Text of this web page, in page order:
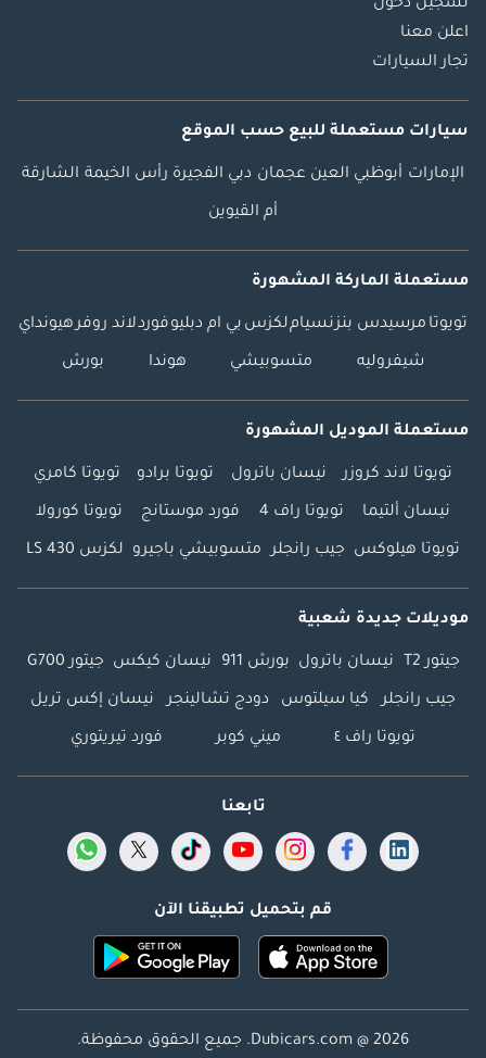
تسجيل دخول
اعلن معنا
تجار السيارات
سيارات مستعملة للبيع حسب الموقع
الإمارات أبوظبي العين عجمان دبي الفجيرة رأس الخيمة الشارقة
أم القيوين
مستعملة الماركة المشهورة
تويوتا مرسيدس بنزنسياملكزس بي ام دبليوفوردلاند روفرهيونداي
شيفروليه متسوبيشي هوندا بورش
مستعملة الموديل المشهورة
تويوتا لاند كروزر نيسان باترول تويوتا برادو تويوتا كامري
نيسان ألتيما تويوتا راف 4 فورد موستانج تويوتا كورولا
تويوتا هيلوكس جيب رانجلر متسوبيشي باجيرو لكزس LS 430
موديلات جديدة شعبية
جيتور T2 نيسان باترول بورش 911 نيسان كيكس جيتور G700
جيب رانجلر كيا سيلتوس دودج تشالينجر نيسان إكس تريل
تويوتا راف ٤ ميني كوبر فورد تيريتوري
تابعنا
قم بتحميل تطبيقنا الآن
Dubicars.com @ 2026. جميع الحقوق محفوظة.